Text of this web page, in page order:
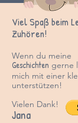
Viel Spaß beim
Zuhören!
Wenn du meine
Geschichten gerne
mich mit einer
unterstützen!
Vielen Dank!
Jana